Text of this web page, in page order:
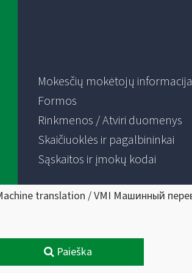
Mokesčių mokėtojų informacija
Formos
Rinkmenos / Atviri duomenys
Skaičiuoklės ir pagalbininkai
Sąskaitos ir įmokų kodai
translation / VMI Машинный
Paieška